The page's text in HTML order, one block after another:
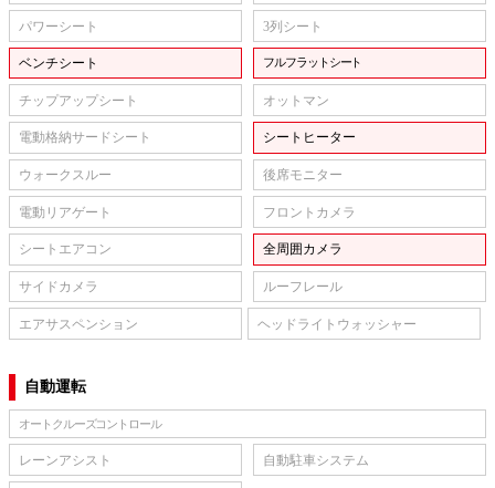
パワーシート 3列シート
ベンチシート フルフラットシート
チップアップシート オットマン
電動格納サードシート シートヒーター
ウォークスルー 後席モニター
電動リアゲート フロントカメラ
シートエアコン 全周囲カメラ
サイドカメラ ルーフレール
エアサスペンション ヘッドライトウォッシャー
自動運転
オートクルーズコントロール
レーンアシスト 自動駐車システム